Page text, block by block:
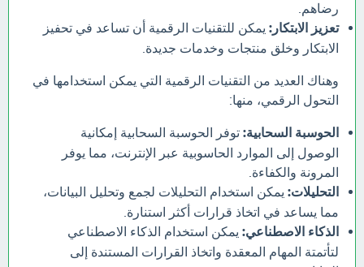
رضاهم.
تعزيز الابتكار: يمكن للتقنيات الرقمية أن تساعد في تحفيز
الابتكار وخلق منتجات وخدمات جديدة.
وهناك العديد من التقنيات الرقمية التي يمكن استخدامها في
التحول الرقمي، منها:
الحوسبة السحابية: توفر الحوسبة السحابية إمكانية
الوصول إلى الموارد الحاسوبية عبر الإنترنت، مما يوفر
المرونة والكفاءة.
التحليلات: يمكن استخدام التحليلات لجمع وتحليل البيانات،
مما يساعد في اتخاذ قرارات أكثر استنارة.
الذكاء الاصطناعي: يمكن استخدام الذكاء الاصطناعي
لتأتمتة المهام المعقدة واتخاذ القرارات المستندة إلى